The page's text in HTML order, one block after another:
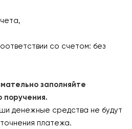
со счетом: без
заполняйте
поручения.
денежные средства не будут
платежа.